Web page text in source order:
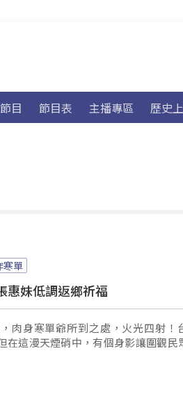
目 節目表 主播專區 歷史
寒單
惠妹低調返鄉祈福
肉身寒單爺所到之處，火光四射！
在這漫天煙硝中，有個身影讓圍觀民